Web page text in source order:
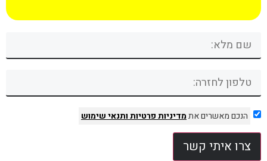
הנכם מאשרים אתמדיניות פרטיותותנאי שימוש
צרו איתי קשר